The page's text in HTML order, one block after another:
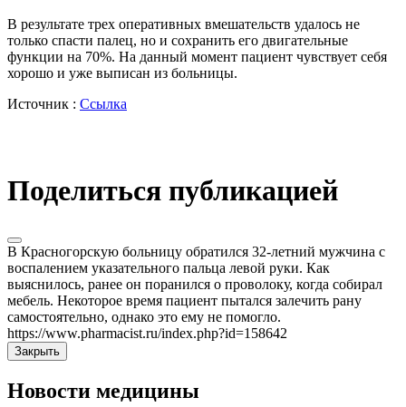
В результате трех оперативных вмешательств удалось не
только спасти палец, но и сохранить его двигательные
функции на 70%. На данный момент пациент чувствует себя
хорошо и уже выписан из больницы.
Источник : Ссылка
Поделиться публикацией
В Красногорскую больницу обратился 32-летний мужчина с
воспалением указательного пальца левой руки. Как
выяснилось, ранее он поранился о проволоку, когда собирал
мебель. Некоторое время пациент пытался залечить рану
самостоятельно, однако это ему не помогло.
https://www.pharmacist.ru/index.php?id=158642
Закрыть
Новости медицины